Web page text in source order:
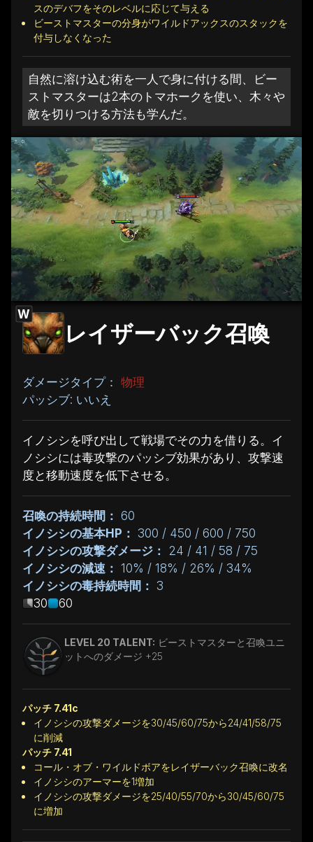
スのデバフをそのレベルに応じて与える
ビーストマスターの分身がワイルドアックスのスタックを
付与しなくなった
自然に溶け込む術を一人で身に付ける間、ビー
ストマスターは2本のトマホークを使い、木々や
敵を切りつける方法も学んだ。
W
レイザーバック召喚
ダメージタイプ： 物理
パッシブ: いいえ
イノシシを呼び出して戦場でその力を借りる。イ
ノシシには毒攻撃のパッシブ効果があり、攻撃速
度と移動速度を低下させる。
召喚の持続時間： 60
イノシシの基本HP： 300 / 450 / 600 / 750
イノシシの攻撃ダメージ：
24 / 41 / 58 / 75
イノシシの減速： 10% / 18% / 26% / 34%
イノシシの毒持続時間： 3
30
60
LEVEL 20 TALENT: ビーストマスターと召喚ユニ
ットへのダメージ +25
パッチ 7.41c
イノシシの攻撃ダメージを30/45/60/75から24/41/58/75
に削減
パッチ 7.41
コール・オブ・ワイルドボアをレイザーバック召喚に改名
イノシシのアーマーを1増加
イノシシの攻撃ダメージを25/40/55/70から30/45/60/75
に増加